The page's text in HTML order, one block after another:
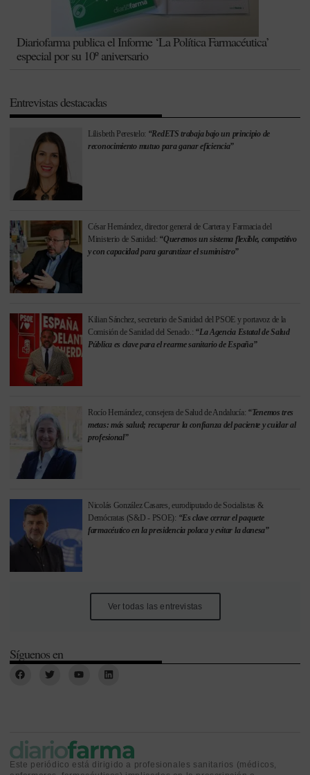
Diariofarma publica el Informe ‘La Política Farmacéutica’
especial por su 10º aniversario
Entrevistas destacadas
Lilisbeth Perestelo: “RedETS trabaja bajo un principio de
reconocimiento mutuo para ganar eficiencia”
César Hernández, director general de Cartera y Farmacia del
Ministerio de Sanidad: “Queremos un sistema flexible, competitivo
y con capacidad para garantizar el suministro”
Kilian Sánchez, secretario de Sanidad del PSOE y portavoz de la
Comisión de Sanidad del Senado.: “La Agencia Estatal de Salud
Pública es clave para el rearme sanitario de España”
Rocío Hernández, consejera de Salud de Andalucía: “Tenemos tres
metas: más salud; recuperar la confianza del paciente y cuidar al
profesional”
Nicolás González Casares, eurodiputado de Socialistas &
Demócratas (S&D - PSOE): “Es clave cerrar el paquete
farmacéutico en la presidencia polaca y evitar la danesa”
Ver todas las entrevistas
Síguenos en
Este periódico está dirigido a profesionales sanitarios (médicos,